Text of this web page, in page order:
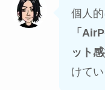
個人
「
ット
けて